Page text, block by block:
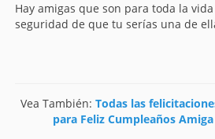
Hay amigas que son para toda la
seguridad de que tu serías una de
Vea También: Todas las
para Feliz Cumpleaños